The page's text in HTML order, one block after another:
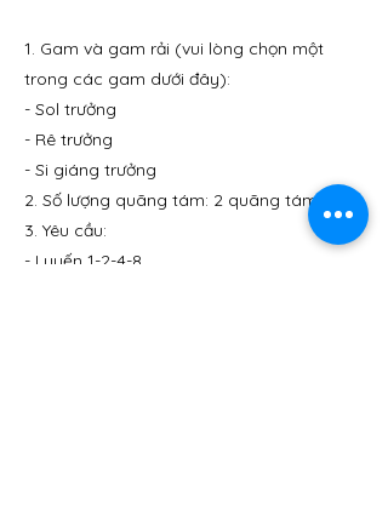
1. Gam và gam rải (vui lòng chọn một
trong các gam dưới đây):
- Sol trưởng
- Rê trưởng
- Si giáng trưởng
2. Số lượng quãng tám: 2 quãng tám
3. Yêu cầu:
- Luyến 1-2-4-8